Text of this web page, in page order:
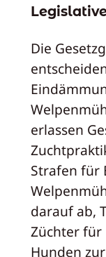
Die
erlassen
Strafen für
darauf ab,
Züchter für
Hunden